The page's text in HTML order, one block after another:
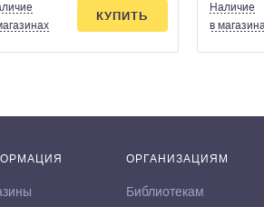
КУПИТЬ
Наличие
в
ОРГАНИЗАЦИЯМ
Библиотекам